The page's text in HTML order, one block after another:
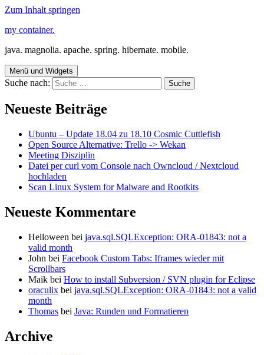
Zum Inhalt springen
my container.
java. magnolia. apache. spring. hibernate. mobile.
Menü und Widgets
Suche nach:
Neueste Beiträge
Ubuntu – Update 18.04 zu 18.10 Cosmic Cuttlefish
Open Source Alternative: Trello -> Wekan
Meeting Disziplin
Datei per curl vom Console nach Owncloud / Nextcloud
hochladen
Scan Linux System for Malware and Rootkits
Neueste Kommentare
Helloween bei java.sql.SQLException: ORA-01843: not a
valid month
John bei Facebook Custom Tabs: Iframes wieder mit
Scrollbars
Maik bei How to install Subversion / SVN plugin for Eclipse
oraculix bei java.sql.SQLException: ORA-01843: not a valid
month
Thomas bei Java: Runden und Formatieren
Archive